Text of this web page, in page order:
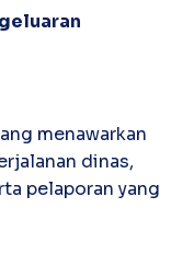
menawarkan
dinas,
pelaporan yang